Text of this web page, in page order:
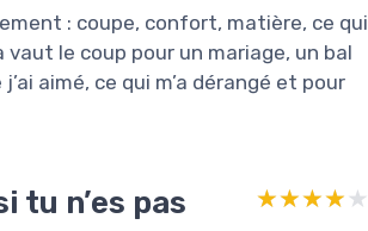
: coupe, confort, matière, ce qui
le coup pour un mariage, un bal
aimé, ce qui m’a dérangé et pour
n’es pas
★★★★★
★★★★★